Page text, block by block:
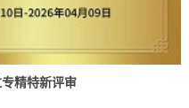
精特新评审